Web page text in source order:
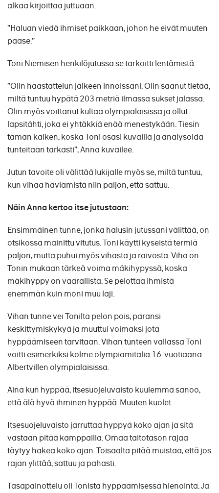
alkaa kirjoittaa juttuaan.
”Haluan viedä ihmiset paikkaan, johon he eivät muuten
pääse.”​
Toni Niemisen henkilöjutussa se tarkoitti lentämistä.
”Olin haastattelun jälkeen innoissani. Olin saanut tietää,
miltä tuntuu hypätä 203 metriä ilmassa sukset jalassa.
Olin myös voittanut kultaa olympialaisissa ja ollut
lapsitähti, joka ei yhtäkkiä enää menestykään. Tiesin
tämän kaiken, koska Toni osasi kuvailla ja analysoida
tunteitaan tarkasti”​, Anna kuvailee.
Jutun tavoite oli välittää lukijalle myös se, miltä tuntuu,
kun vihaa häviämistä niin paljon, että sattuu.
Näin Anna kertoo itse jutustaan:
Ensimmäinen tunne, jonka halusin jutussani välittää, on
otsikossa mainittu vitutus. Toni käytti kyseistä termiä
paljon, mutta puhui myös vihasta ja raivosta. Viha on
Tonin mukaan tärkeä voima mäkihypyssä, koska
mäkihyppy on vaarallista. Se pelottaa ihmistä
enemmän kuin moni muu laji.
Vihan tunne vei Tonilta pelon pois, paransi
keskittymiskykyä ja muuttui voimaksi jota
hyppäämiseen tarvitaan. Vihan tunteen vallassa Toni
voitti esimerkiksi kolme olympiamitalia 16-vuotiaana
Albertvillen olympialaisissa.
Aina kun hyppää, itsesuojeluvaisto kuulemma sanoo,
että älä hyvä ihminen hyppää. Muuten kuolet.
Itsesuojeluvaisto jarruttaa hyppyä koko ajan ja sitä
vastaan pitää kamppailla. Omaa taitotason rajaa
täytyy hakea koko ajan. Toisaalta pitää muistaa, että jos
rajan ylittää, sattuu ja pahasti.
Tasapainottelu oli Tonista hyppäämisessä hienointa. Ja